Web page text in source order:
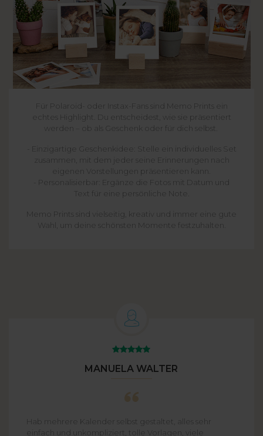
Für Polaroid- oder Instax-Fans sind Memo Prints ein
echtes Highlight. Du entscheidest, wie sie präsentiert
werden – ob als Geschenk oder für dich selbst.
- Einzigartige Geschenkidee: Stelle ein individuelles Set
zusammen, mit dem jeder seine Erinnerungen nach
eigenen Vorstellungen präsentieren kann.
- Personalisierbar: Ergänze die Fotos mit Datum und
Text für eine persönliche Note.
Memo Prints sind vielseitig, kreativ und immer eine gute
Wahl, um deine schönsten Momente festzuhalten.
MANUELA WALTER
Hab mehrere Kalender selbst gestaltet, alles sehr
einfach und unkompliziert, tolle Vorlagen, viele